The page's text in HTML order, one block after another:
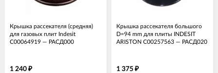
Крышка рассекателя (средняя)
для газовых плит Indesit
C00064919 — РАСД000
1 240 ₽
Крышка рассекателя большого
D=94 mm для плиты INDESIT
ARISTON C00257563 — РАСД020
1 375 ₽